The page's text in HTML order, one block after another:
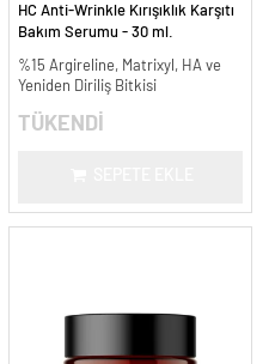
HC Anti-Wrinkle Kırışıklık Karşıtı
Bakım Serumu - 30 ml.
%15 Argireline, Matrixyl, HA ve
Yeniden Diriliş Bitkisi
TÜKENDİ